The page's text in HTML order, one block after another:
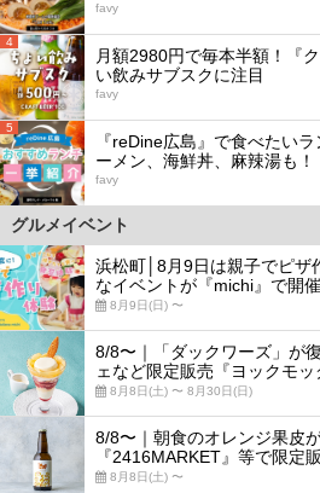
favy
4
月額2980円で毎本半額！『
い飲みサブスクに注目
favy
5
『reDine広島』で食べたい
ーメン、海鮮丼、麻辣湯も！
favy
グルメイベント
浜松町│8月9日は親子でピ
なイベントが『michi』で開催
8月9日(日) 〜
8/8〜｜「ダックワーズ」が
ェなど限定販売『ヨックモッ
8月8日(土) 〜 8月30日(日)
8/8〜｜朝食のオレンジ果皮
『2416MARKET』等で限定
8月8日(土) 〜